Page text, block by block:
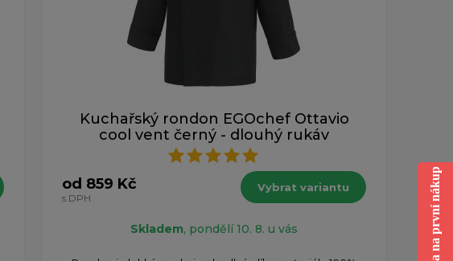
Kuchařský rondon EGOchef Ottavio
cool vent černý - dlouhý rukáv
od 859 Kč
s DPH
Vybrat variantu
Skladem, pondělí 10. 8. u vás Sleva na první nákup